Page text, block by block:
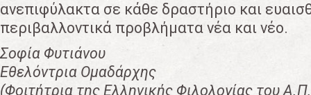
ανεπιφύλακτα σε κάθε δραστήριο και
περιβαλλοντικά προβλήματα νέα και νέο.
Σοφία Φυτιάνου
Εθελόντρια Ομαδάρχης
(Φοιτήτρια της Ελληνικής Φιλολογίας του